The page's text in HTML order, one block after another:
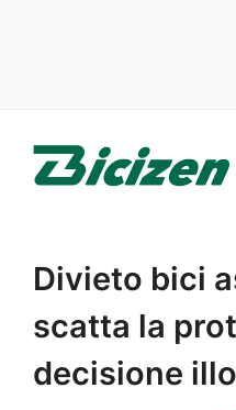
Divieto bici
scatta la
decisione